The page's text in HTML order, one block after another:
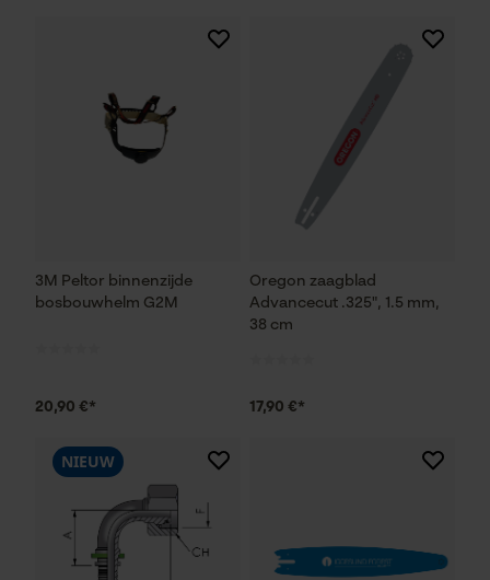
3M Peltor binnenzijde
bosbouwhelm G2M
20,90 €*
Oregon zaagblad
Advancecut .325", 1.5 mm,
38 cm
17,90 €*
NIEUW